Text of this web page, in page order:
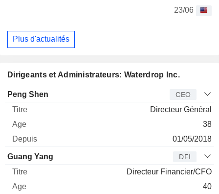
23/06
Plus d'actualités
Dirigeants et Administrateurs: Waterdrop Inc.
Dirigeant Titre
Peng Shen CEO
Directeur Général
38
01/05/2018
Guang Yang DFI
Directeur Financier/CFO
40